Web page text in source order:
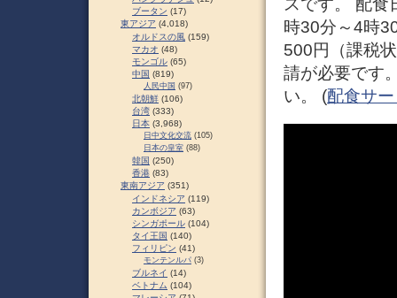
スです。 配食
時30分～4時
500円（課税
請が必要です
い。 (配食サ
ブータン (17)
東アジア (4,018)
オルドスの風 (159)
マカオ (48)
モンゴル (65)
中国 (819)
人民中国 (97)
北朝鮮 (106)
台湾 (333)
日本 (3,968)
日中文化交流 (105)
日本の皇室 (88)
韓国 (250)
香港 (83)
東南アジア (351)
インドネシア (119)
カンボジア (63)
シンガポール (104)
タイ王国 (140)
フィリピン (41)
モンテンルパ (3)
ブルネイ (14)
ベトナム (104)